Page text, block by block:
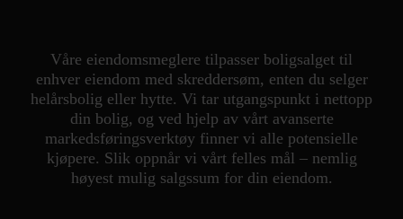
Personvern
Våre eiendomsmeglere tilpasser boligsalget til
enhver eiendom med skreddersøm, enten du selger
helårsbolig eller hytte. Vi tar utgangspunkt i nettopp
din bolig, og ved hjelp av vårt avanserte
markedsføringsverktøy finner vi alle potensielle
kjøpere. Slik oppnår vi vårt felles mål – nemlig
høyest mulig salgssum for din eiendom.